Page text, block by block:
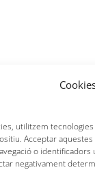
utilitzem
Acceptar
o
negativament